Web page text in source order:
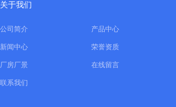
关于我们
公司简介 产品中心
新闻中心 荣誉资质
厂房厂景 在线留言
联系我们